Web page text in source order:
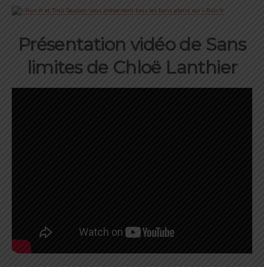
Présentation vidéo de Sans
limites de Chloë Lanthier